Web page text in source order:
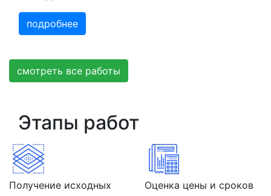
подробнее
смотреть все работы
Этапы работ
Получение исходных
Оценка цены и сроков